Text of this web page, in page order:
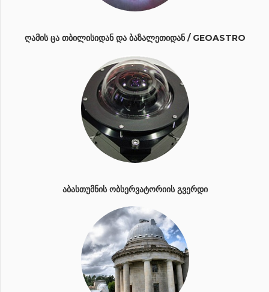
ᲦᲐᲛᲘᲡ ᲪᲐ ᲗᲑᲘᲚᲘᲡᲘᲓᲐᲜ ᲓᲐ ᲑᲐᲖᲐᲚᲔᲗᲘᲓᲐᲜ / GEOASTRO
ᲐᲑᲐᲡᲗᲣᲛᲜᲘᲡ ᲝᲑᲡᲔᲠᲕᲐᲢᲝᲠᲘᲘᲡ ᲒᲕᲔᲠᲓᲘ